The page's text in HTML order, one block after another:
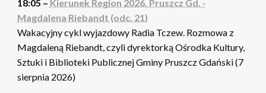
18:05 – Kierunek Region 2026. Pruszcz Gd. -
Magdalena Riebandt (odc. 21)
Wakacyjny cykl wyjazdowy Radia Tczew. Rozmowa z
Magdaleną Riebandt, czyli dyrektorką Ośrodka Kultury,
Sztuki i Biblioteki Publicznej Gminy Pruszcz Gdański (7
sierpnia 2026)